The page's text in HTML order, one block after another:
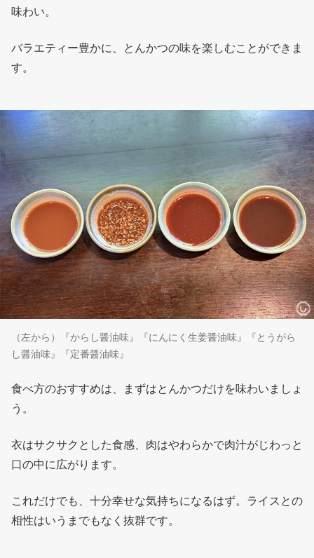
味わい。
バラエティー豊かに、とんかつの味を楽しむことができま
す。
（左から）『からし醤油味』『にんにく生姜醤油味』『とうがら
し醤油味』『定番醤油味』
食べ方のおすすめは、まずはとんかつだけを味わいましょ
う。
衣はサクサクとした食感、肉はやわらかで肉汁がじわっと
口の中に広がります。
これだけでも、十分幸せな気持ちになるはず。ライスとの
相性はいうまでもなく抜群です。